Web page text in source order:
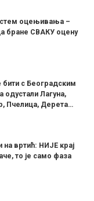
оцењивања –
бране СВАКУ оцену
бити с Београдским
одустали Лагуна,
Пчелица, Дерета…
на вртић: НИЈЕ крај
то је само фаза